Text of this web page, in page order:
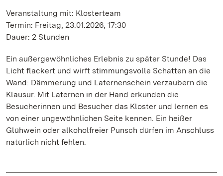
Veranstaltung mit: Klosterteam
Termin: Freitag, 23.01.2026, 17:30
Dauer: 2 Stunden
Ein außergewöhnliches Erlebnis zu später Stunde! Das
Licht flackert und wirft stimmungsvolle Schatten an die
Wand: Dämmerung und Laternenschein verzaubern die
Klausur. Mit Laternen in der Hand erkunden die
Besucherinnen und Besucher das Kloster und lernen es
von einer ungewöhnlichen Seite kennen. Ein heißer
Glühwein oder alkoholfreier Punsch dürfen im Anschluss
natürlich nicht fehlen.